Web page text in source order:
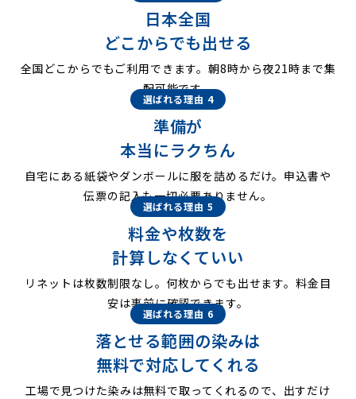
日本全国
どこからでも出せる
全国どこからでもご利用できます。朝8時から夜21時まで集
配可能です。
選ばれる理由 4
準備が
本当にラクちん
自宅にある紙袋やダンボールに服を詰めるだけ。申込書や
伝票の記入も一切必要ありません。
選ばれる理由 5
料金や枚数を
計算しなくていい
リネットは枚数制限なし。何枚からでも出せます。料金目
安は事前に確認できます。
選ばれる理由 6
落とせる範囲の染みは
無料で対応してくれる
工場で見つけた染みは無料で取ってくれるので、出すだけ